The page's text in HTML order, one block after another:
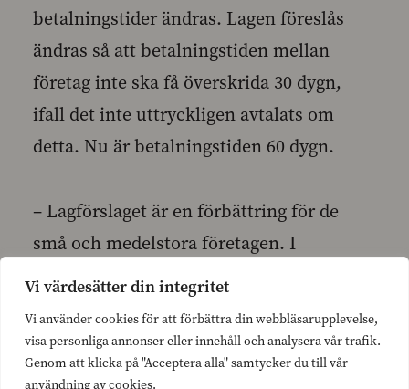
Vi värdesätter din integritet
Vi använder cookies för att förbättra din webbläsarupplevelse,
visa personliga annonser eller innehåll och analysera vår trafik.
Genom att klicka på "Acceptera alla" samtycker du till vår
användning av cookies.
betalningstider ändras. Lagen föreslås
ändras så att betalningstiden mellan
företag inte ska få överskrida 30 dygn,
ifall det inte uttryckligen avtalats om
detta. Nu är betalningstiden 60 dygn.
– Lagförslaget är en förbättring för de
små och medelstora företagen. I
praktiken innebär det att företagen får
snabbare betalt för de tjänster och
produkter de sålt. Detta kan vara
avgörande för många mindre företags